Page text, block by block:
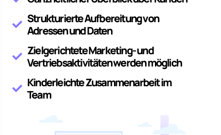
Strukturierte Aufbereitung von
Adressen und Daten
Zielgerichtete Marketing- und
Vertriebsaktivitäten werden möglich
Kinderleichte Zusammenarbeit im
Team